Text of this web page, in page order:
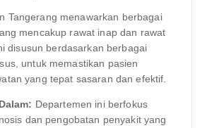
Tangerang menawarkan berbagai
mencakup rawat inap dan rawat
disusun berdasarkan berbagai
untuk memastikan pasien
yang tepat sasaran dan efektif.
Departemen ini berfokus
dan pengobatan penyakit yang